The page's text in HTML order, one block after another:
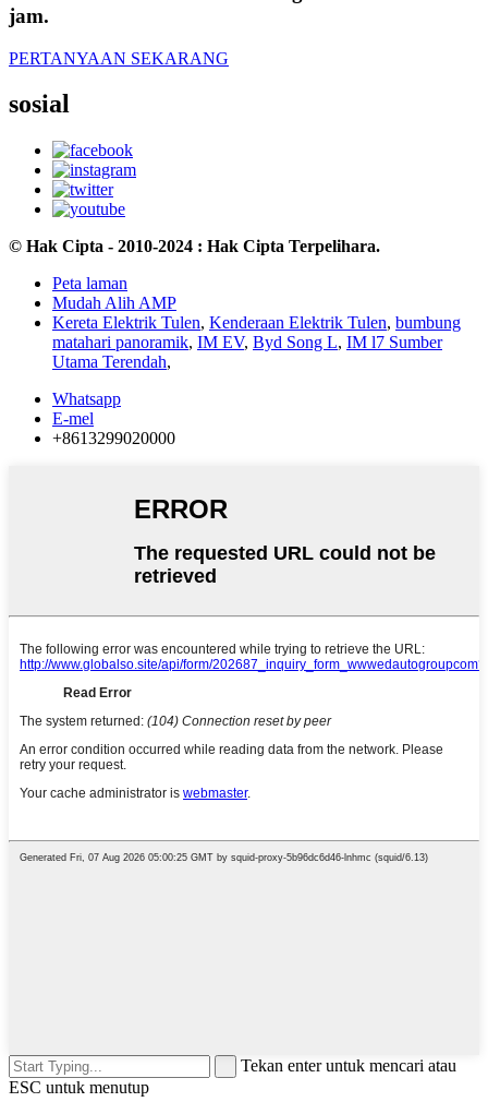
jam.
PERTANYAAN SEKARANG
sosial
© Hak Cipta - 2010-2024 : Hak Cipta Terpelihara.
Peta laman
Mudah Alih AMP
Kereta Elektrik Tulen, Kenderaan Elektrik Tulen, bumbung
matahari panoramik, IM EV, Byd Song L, IM l7 Sumber
Utama Terendah,
Whatsapp
E-mel
+8613299020000
Tekan enter untuk mencari atau
ESC untuk menutup